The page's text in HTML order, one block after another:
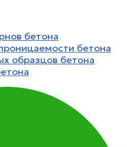
бетона
бетона
образцов бетона